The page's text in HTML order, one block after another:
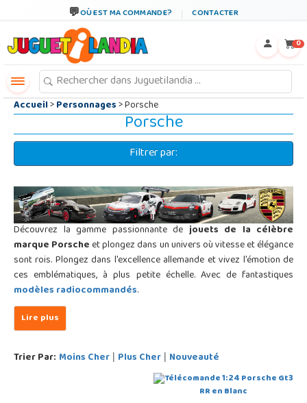
OÙ EST MA COMMANDE? CONTACTER
0
Accueil>Personnages> Porsche
Porsche
Filtrer par:
Découvrez la gamme passionnante de jouets de la célèbre
marque Porscheet plongez dans un univers où vitesse et élégance
sont rois. Plongez dans l'excellence allemande et vivez l'émotion de
cesemblématiques, à plus petite échelle. Avec de fantastiques
modèles radiocommandés.
Trier Par: Moins Cher | Plus Cher | Nouveauté